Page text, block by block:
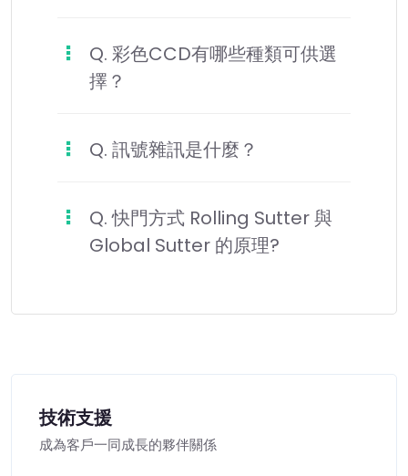
Q. 彩色CCD有哪些種類可供選
擇？
Q. 訊號雜訊是什麼？
Q. 快門方式 Rolling Sutter 與
Global Sutter 的原理?
技術支援
成為客戶一同成長的夥伴關係